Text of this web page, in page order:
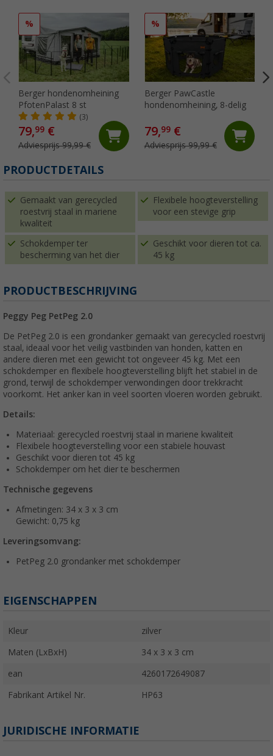
%
Berger hondenomheining
PfotenPalast 8 st
(3)
79,99 €
Adviesprijs 99,99 €
%
Berger PawCastle
hondenomheining, 8-delig
79,99€
Adviesprijs 99,99 €
PRODUCTDETAILS
Gemaakt van gerecycled
roestvrij staal in mariene
kwaliteit
Flexibele hoogteverstelling
voor een stevige grip
Schokdemper ter
bescherming van het dier
Geschikt voor dieren tot ca.
45 kg
PRODUCTBESCHRIJVING
Peggy Peg PetPeg 2.0
De PetPeg 2.0 is een grondanker gemaakt van gerecycled roestvrij
staal, ideaal voor het veilig vastbinden van honden, katten en
andere dieren met een gewicht tot ongeveer 45 kg. Met een
schokdemper en flexibele hoogteverstelling blijft het stabiel in de
grond, terwijl de schokdemper verwondingen door trekkracht
voorkomt. Het anker kan in veel soorten vloeren worden gebruikt.
Details:
Materiaal: gerecycled roestvrij staal in mariene kwaliteit
Flexibele hoogteverstelling voor een stabiele houvast
Geschikt voor dieren tot 45 kg
Schokdemper om het dier te beschermen
Technische gegevens
Afmetingen: 34 x 3 x 3 cm
Gewicht: 0,75 kg
Leveringsomvang:
PetPeg 2.0 grondanker met schokdemper
EIGENSCHAPPEN
Kleur zilver
Maten (LxBxH) 34 x 3 x 3 cm
ean 4260172649087
Fabrikant Artikel Nr. HP63
JURIDISCHE INFORMATIE